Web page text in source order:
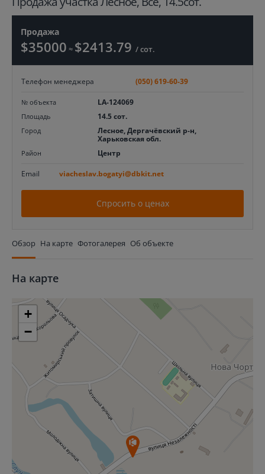
Продажа
$35000 ≈ $2413.79 / сот.
Телефон менеджера (050) 619-60-39
№ объекта LA-124069
Площадь 14.5 сот.
Город
Лесное, Дергачёвский р-н,
Харьковская обл.
Район Центр
Email viacheslav.bogatyi@dbkit.net
Спросить о ценах
Обзор На карте Фотогалерея Об объекте
На карте
+
−